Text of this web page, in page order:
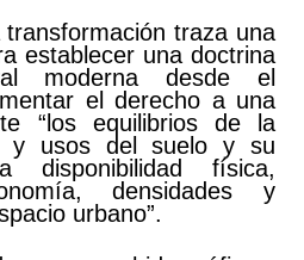
traza una
establecer una doctrina
moderna desde el
el derecho a una
“los equilibrios de la
y usos del suelo y su
disponibilidad física,
densidades y
urbano”.